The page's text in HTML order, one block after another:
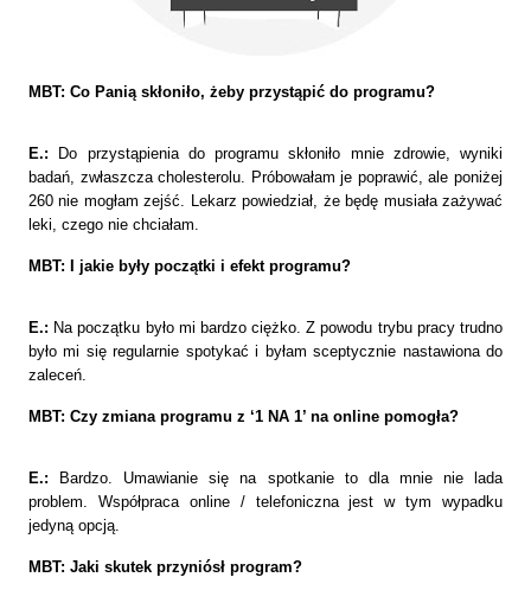
MBT: Co Panią skłoniło, żeby przystąpić do programu?
E.: Do przystąpienia do programu skłoniło mnie zdrowie, wyniki
badań, zwłaszcza cholesterolu. Próbowałam je poprawić, ale poniżej
260 nie mogłam zejść. Lekarz powiedział, że będę musiała zażywać
leki, czego nie chciałam.
MBT: I jakie były początki i efekt programu?
E.: Na początku było mi bardzo ciężko. Z powodu trybu pracy trudno
było mi się regularnie spotykać i byłam sceptycznie nastawiona do
zaleceń.
MBT: Czy zmiana programu z ‘1 NA 1’ na online pomogła?
E.: Bardzo. Umawianie się na spotkanie to dla mnie nie lada
problem. Współpraca online / telefoniczna jest w tym wypadku
jedyną opcją.
MBT: Jaki skutek przyniósł program?